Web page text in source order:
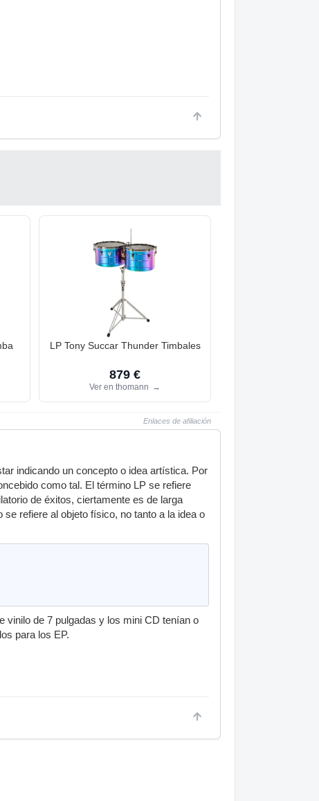
LP Tony Succar Thunder Timbales
879 €
Ver en thomann →
Enlaces de afiliación
indicando un concepto o idea artística. Por
como tal. El término LP se refiere
de éxitos, ciertamente es de larga
refiere al objeto físico, no tanto a la idea o
vinilo de 7 pulgadas y los mini CD tenían o
para los EP.